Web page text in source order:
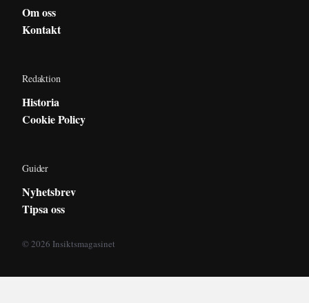
Om oss
Kontakt
Redaktion
Historia
Cookie Policy
Guider
Nyhetsbrev
Tipsa oss
© 2026 Insiktsmagasinet